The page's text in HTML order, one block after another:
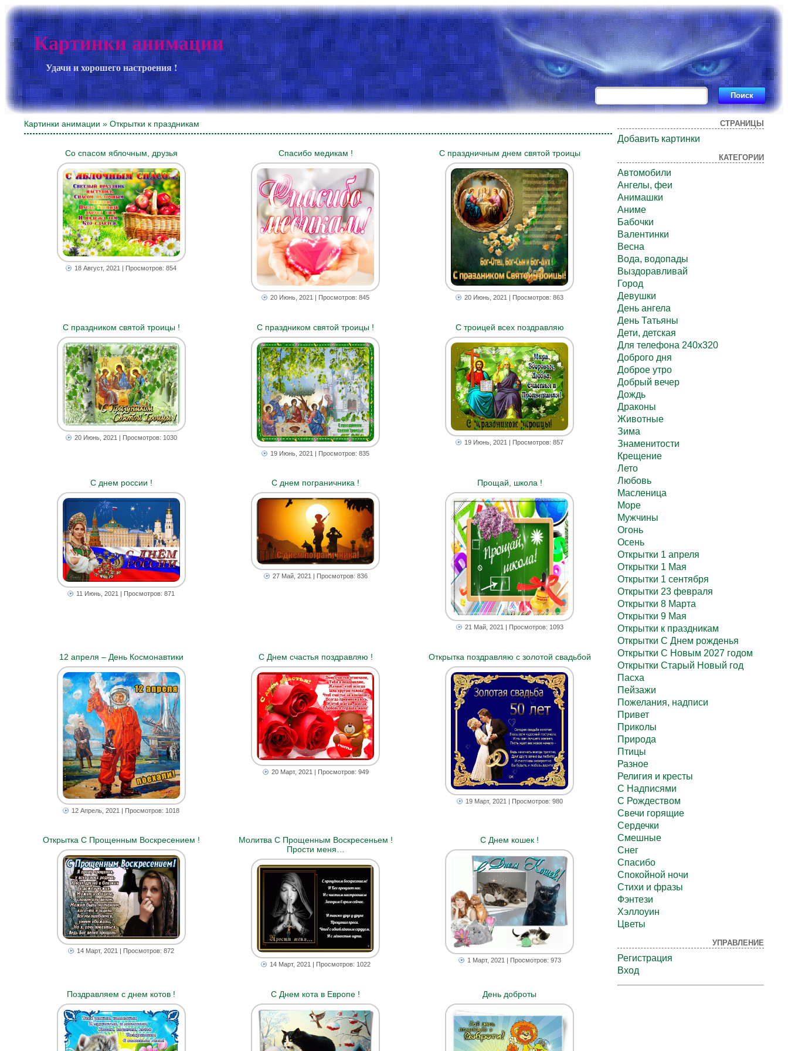
Картинки анимации
Удачи и хорошего настроения !
Картинки анимации » Открытки к праздникам
Со спасом яблочным, друзья
18 Август, 2021 | Просмотров: 854
Спасибо медикам !
20 Июнь, 2021 | Просмотров: 845
С праздничным днем святой троицы
20 Июнь, 2021 | Просмотров: 863
С праздником святой троицы !
20 Июнь, 2021 | Просмотров: 1030
С праздником святой троицы !
19 Июнь, 2021 | Просмотров: 835
С троицей всех поздравляю
19 Июнь, 2021 | Просмотров: 857
С днем россии !
11 Июнь, 2021 | Просмотров: 871
С днем пограничника !
27 Май, 2021 | Просмотров: 836
Прощай, школа !
21 Май, 2021 | Просмотров: 1093
12 апреля – День Космонавтики
12 Апрель, 2021 | Просмотров: 1018
С Днем счастья поздравляю !
20 Март, 2021 | Просмотров: 949
Открытка поздравляю с золотой свадьбой
19 Март, 2021 | Просмотров: 980
Открытка С Прощенным Воскресением !
14 Март, 2021 | Просмотров: 872
Молитва С Прощенным Воскресеньем !
Прости меня…
14 Март, 2021 | Просмотров: 1022
С Днем кошек !
1 Март, 2021 | Просмотров: 973
Поздравляем с днем котов ! С Днем кота в Европе ! День доброты
СТРАНИЦЫ
Добавить картинки
КАТЕГОРИИ
Автомобили
Ангелы, феи
Анимашки
Аниме
Бабочки
Валентинки
Весна
Вода, водопады
Выздоравливай
Город
Девушки
День ангела
День Татьяны
Дети, детская
Для телефона 240х320
Доброго дня
Доброе утро
Добрый вечер
Дождь
Драконы
Животные
Зима
Знаменитости
Крещение
Лето
Любовь
Масленица
Море
Мужчины
Огонь
Осень
Открытки 1 апреля
Открытки 1 Мая
Открытки 1 сентября
Открытки 23 февраля
Открытки 8 Марта
Открытки 9 Мая
Открытки к праздникам
Открытки С Днем рожденья
Открытки С Новым 2027 годом
Открытки Старый Новый год
Пасха
Пейзажи
Пожелания, надписи
Привет
Приколы
Природа
Птицы
Разное
Религия и кресты
С Надписями
С Рождеством
Свечи горящие
Сердечки
Смешные
Снег
Спасибо
Спокойной ночи
Стихи и фразы
Фэнтези
Хэллоуин
Цветы
УПРАВЛЕНИЕ
Регистрация
Вход